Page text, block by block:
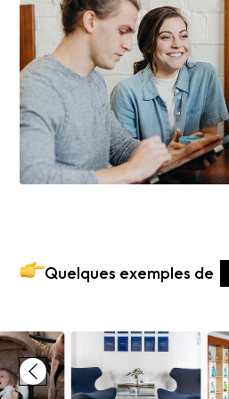
Quelques exemples de